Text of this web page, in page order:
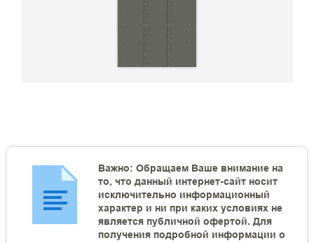
Важно: Обращаем Ваше внимание на
то, что данный интернет-сайт носит
исключительно информационный
характер и ни при каких условиях не
является публичной офертой. Для
получения подробной информации о